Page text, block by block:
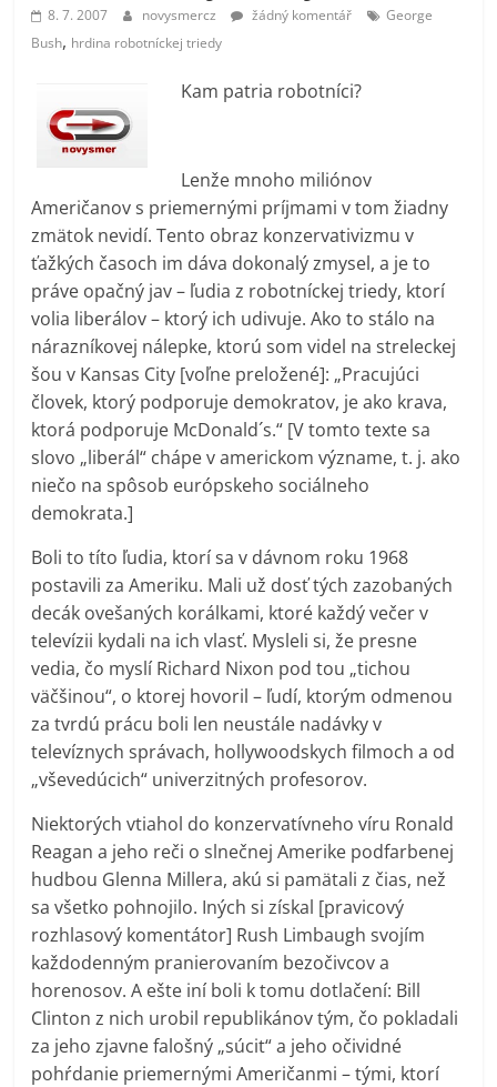
prospívá?
8. 7. 2007 novysmercz žádný komentář
George
Bush, hrdina robotníckej triedy
Kam patria robotníci?
Lenže mnoho miliónov
Američanov s priemernými príjmami v tom žiadny
zmätok nevidí. Tento obraz konzervativizmu v
ťažkých časoch im dáva dokonalý zmysel, a je to
práve opačný jav – ľudia z robotníckej triedy, ktorí
volia liberálov – ktorý ich udivuje. Ako to stálo na
nárazníkovej nálepke, ktorú som videl na streleckej
šou v Kansas City [voľne preložené]: „Pracujúci
človek, ktorý podporuje demokratov, je ako krava,
ktorá podporuje McDonald´s.“ [V tomto texte sa
slovo „liberál“ chápe v americkom význame, t. j. ako
niečo na spôsob európskeho sociálneho
demokrata.]
Boli to títo ľudia, ktorí sa v dávnom roku 1968
postavili za Ameriku. Mali už dosť tých zazobaných
decák ovešaných korálkami, ktoré každý večer v
televízii kydali na ich vlasť. Mysleli si, že presne
vedia, čo myslí Richard Nixon pod tou „tichou
väčšinou“, o ktorej hovoril – ľudí, ktorým odmenou
za tvrdú prácu boli len neustále nadávky v
televíznych správach, hollywoodskych filmoch a od
„vševedúcich“ univerzitných profesorov.
Niektorých vtiahol do konzervatívneho víru Ronald
Reagan a jeho reči o slnečnej Amerike podfarbenej
hudbou Glenna Millera, akú si pamätali z čias, než
sa všetko pohnojilo. Iných si získal [pravicový
rozhlasový komentátor] Rush Limbaugh svojím
každodenným pranierovaním bezočivcov a
horenosov. A ešte iní boli k tomu dotlačení: Bill
Clinton z nich urobil republikánov tým, čo pokladali
za jeho zjavne falošný „súcit“ a jeho očividné
pohŕdanie priemernými Američanmi – tými, ktorí